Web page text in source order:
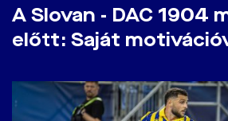
A Slovan - DAC 1904
előtt: Saját